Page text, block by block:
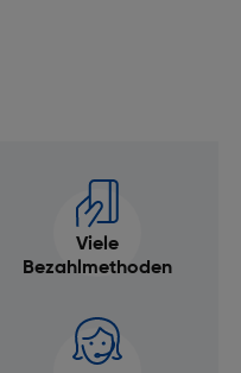
Viele
Bezahlmethoden